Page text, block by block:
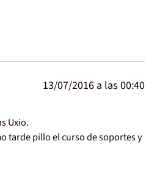
13/07/2016 a las 00:40
Uxio.
tarde pillo el curso de soportes y